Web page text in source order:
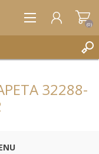
(0)
32288-